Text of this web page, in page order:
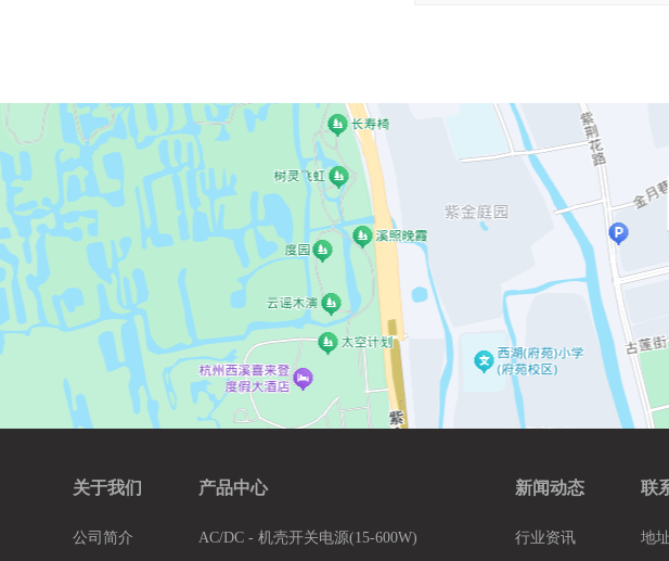
关于我们
公司简介
产品中心
AC/DC - 机壳开关电源(15-600W)
新闻动态
行业资讯
联
地